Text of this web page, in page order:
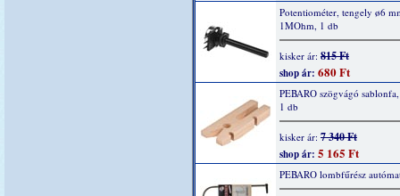
Potentiométer, tengely ø6
1MOhm, 1 db
kisker ár: 815 Ft
shop ár: 680 Ft
PEBARO szögvágó
1 db
kisker ár: 7 340 Ft
shop ár: 5 165 Ft
PEBARO lombfűrész